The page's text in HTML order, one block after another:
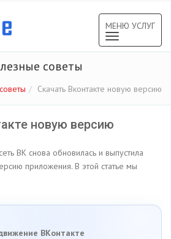
МЕНЮ УСЛУГ
navigation
советы
Скачать Вконтакте новую версию
новую версию
ВК снова обновилась и выпустила
приложения. В этой статье мы
ВКонтакте